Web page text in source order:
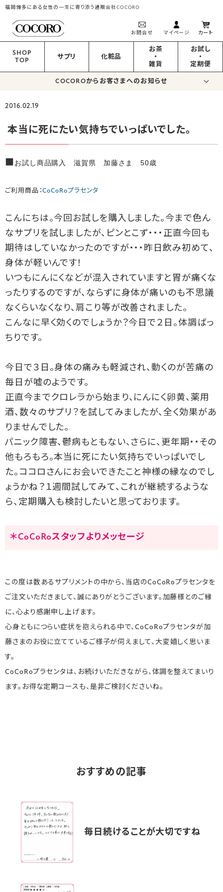
福岡博多にある女性の一生に寄り添う通販会社COCORO
お問合せ マイページ カート
SHOP
TOP
サプリ 化粧品
お茶
・
雑貨
お試し
・
定期便
COCOROからお客さまへのお知らせ
2016.02.19
本当に死にたい気持ちでいっぱいでした。
■お試し商品購入 滋賀県 加藤さま 50歳
ご利用商品：CoCoRoプラセンタ
こんにちは。今回お試しを購入しました。今まで色ん
なサプリを試しましたが、ピンとこず・・・正直今回も
期待はしていなかったのですが・・・昨日飲み初めて、
身体が軽いんです！
いつもにんにくなどが混入されていますと胃が痛くな
ったりするのですが、ならずに身体が痛いのも不思議
なくらいなくなり、肩こり等が改善されました。
こんなに早く効くのでしょうか？今日で２日。体調ばっ
ちりです。
今日で３日。身体の痛みも軽減され、動くのが苦痛の
毎日が嘘のようです。
正直今までクロレラから始まり、にんにく卵黄、薬用
酒、数々のサプリ？を試してみましたが、全く効果があ
りませんでした。
パニック障害、鬱病もともない、さらに、更年期・・その
他もろもろ。本当に死にたい気持ちでいっぱいでし
た。ココロさんにお会いできたこと神様の縁なのでし
ょうかね？１週間試してみて、これが継続するような
ら、定期購入も検討したいと思っております。
＊CoCoRoスタッフよりメッセージ
この度は数あるサプリメントの中から、当店のCoCoRoプラセンタを
ご注文いただきまして、誠にありがとうございます。加藤様とのご縁
に、心より感謝申し上げます。
心身ともにつらい症状を抱えられる中で、CoCoRoプラセンタが加
藤さまのお役に立てているご様子が伺えまして、大変嬉しく思いま
す。
CoCoRoプラセンタは、お続けいただきながら、体調を整えてまいり
ます。お得な定期コースも、是非ご検討くださいね。
おすすめの記事
毎日続けることが大切ですね